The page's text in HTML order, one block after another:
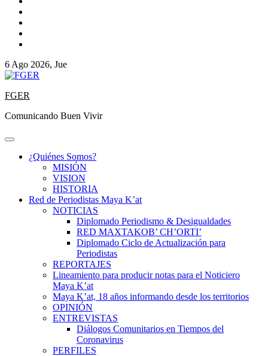
6 Ago 2026, Jue
FGER
Comunicando Buen Vivir
¿Quiénes Somos?
MISIÓN
VISION
HISTORIA
Red de Periodistas Maya K’at
NOTICIAS
Diplomado Periodismo & Desigualdades
RED MAXTAKOB’ CH’ORTI’
Diplomado Ciclo de Actualización para
Periodistas
REPORTAJES
Lineamiento para producir notas para el Noticiero
Maya K’at
Maya K’at, 18 años informando desde los territorios
OPINIÓN
ENTREVISTAS
Diálogos Comunitarios en Tiempos del
Coronavirus
PERFILES